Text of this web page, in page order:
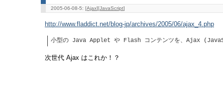
2005-06-08-5: [Ajax][JavaScript]
http://www.fladdict.net/blog-jp/archives/2005/06/ajax_4.php
小型の Java Applet や Flash コンテンツを、Ajax
次世代 Ajax はこれか！？